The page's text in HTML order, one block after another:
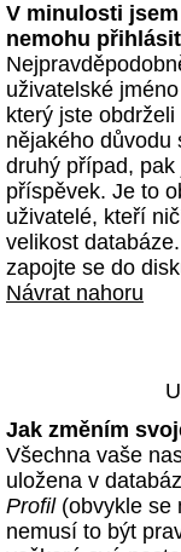
V minulosti
nemohu
uživatelské
který jste
nějakého důvodu
druhý případ,
příspěvek. Je to
uživatelé, kteří
velikost
zapojte se do
Návrat nahoru
Jak změním
Všechna vaše
uložena v
Profil(obvykle se
nemusí to být